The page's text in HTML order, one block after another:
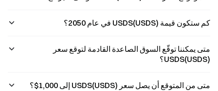
كم ستكون قيمة USDS(USDS) في عام 2050؟
متى يمكننا توقّع السوق الصاعدة القادمة لتوقع سعر
USDS(USDS)؟
متى من المتوقع أن يصل سعر USDS(USDS) إلى 1,000$؟